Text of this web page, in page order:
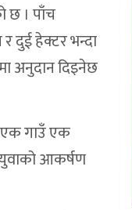
छ । पाँच
दुई हेक्टर भन्दा
अनुदान दिइनेछ
गाउँ एक
आकर्षण